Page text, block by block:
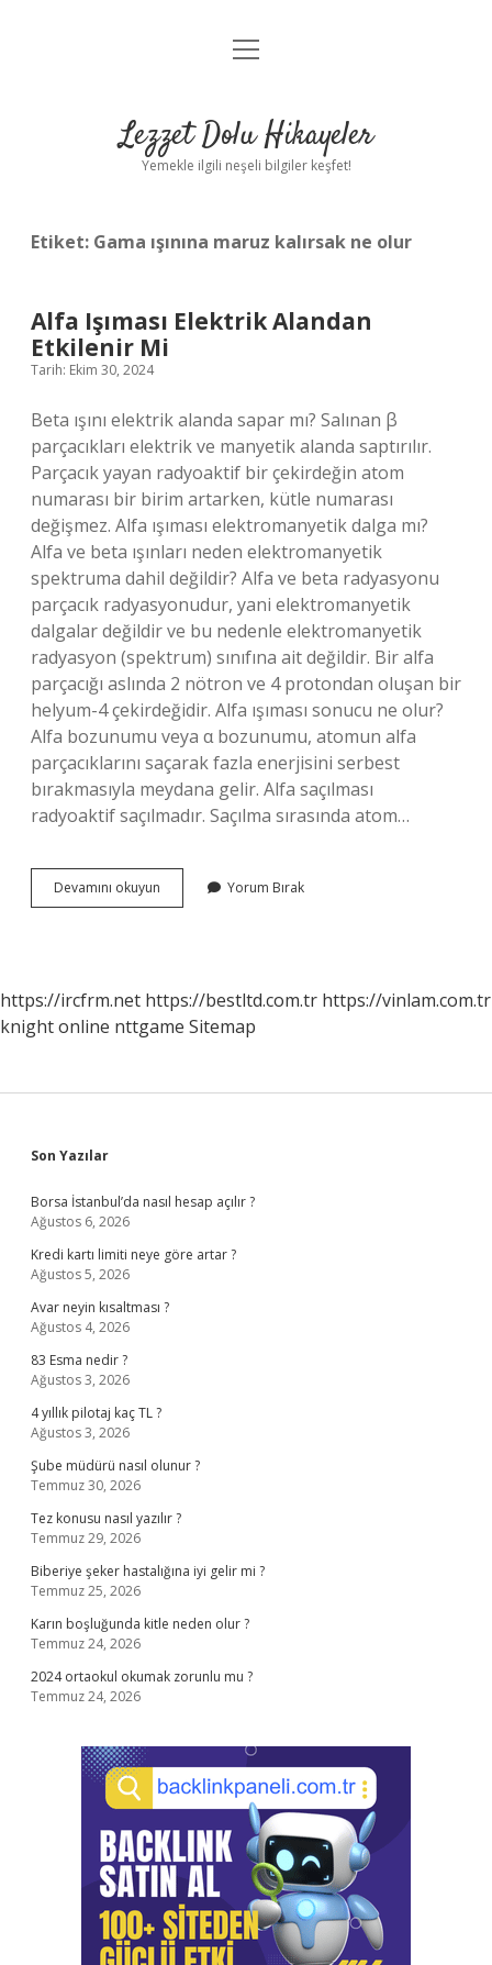
Anasayfa
Yasal Uyarı
menüyü
Lezzet Dolu Hikayeler
Yemekle ilgili neşeli bilgiler keşfet!
Etiket: Gama ışınına maruz kalırsak ne olur
Alfa Işıması Elektrik Alandan
Etkilenir Mi
Tarih: Ekim 30, 2024
Beta ışını elektrik alanda sapar mı? Salınan β
parçacıkları elektrik ve manyetik alanda saptırılır.
Parçacık yayan radyoaktif bir çekirdeğin atom
numarası bir birim artarken, kütle numarası
değişmez. Alfa ışıması elektromanyetik dalga mı?
Alfa ve beta ışınları neden elektromanyetik
spektruma dahil değildir? Alfa ve beta radyasyonu
parçacık radyasyonudur, yani elektromanyetik
dalgalar değildir ve bu nedenle elektromanyetik
radyasyon (spektrum) sınıfına ait değildir. Bir alfa
parçacığı aslında 2 nötron ve 4 protondan oluşan bir
helyum-4 çekirdeğidir. Alfa ışıması sonucu ne olur?
Alfa bozunumu veya α bozunumu, atomun alfa
parçacıklarını saçarak fazla enerjisini serbest
bırakmasıyla meydana gelir. Alfa saçılması
radyoaktif saçılmadır. Saçılma sırasında atom…
Devamını okuyun
Işıması
Yorum Bırak
https://ircfrm.net https://bestltd.com.tr https://vinlam.com.tr
knight online nttgame Sitemap
Sidebar
Son Yazılar
Borsa İstanbul’da nasıl hesap açılır ?
Ağustos 6, 2026
Kredi kartı limiti neye göre artar ?
Ağustos 5, 2026
Avar neyin kısaltması ?
Ağustos 4, 2026
83 Esma nedir ?
Ağustos 3, 2026
4 yıllık pilotaj kaç TL ?
Ağustos 3, 2026
Şube müdürü nasıl olunur ?
Temmuz 30, 2026
Tez konusu nasıl yazılır ?
Temmuz 29, 2026
Biberiye şeker hastalığına iyi gelir mi ?
Temmuz 25, 2026
Karın boşluğunda kitle neden olur ?
Temmuz 24, 2026
2024 ortaokul okumak zorunlu mu ?
Temmuz 24, 2026